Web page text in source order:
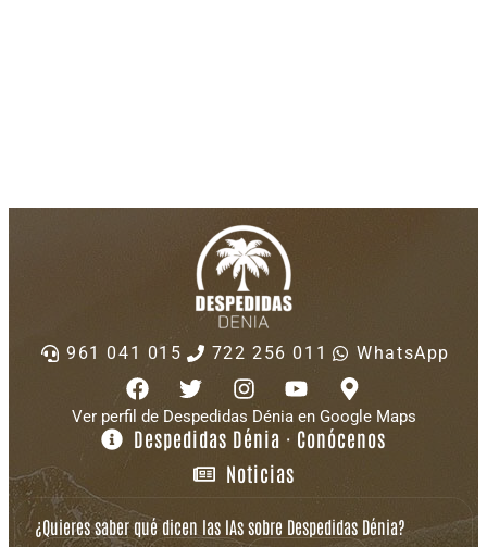
961 041 015 722 256 011 WhatsApp
Ver perfil de Despedidas Dénia en Google Maps
Despedidas Dénia · Conócenos
Noticias
¿Quieres saber qué dicen las IAs sobre Despedidas Dénia?